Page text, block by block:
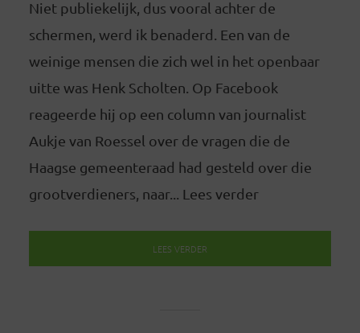
Niet publiekelijk, dus vooral achter de
schermen, werd ik benaderd. Een van de
weinige mensen die zich wel in het openbaar
uitte was Henk Scholten. Op Facebook
reageerde hij op een column van journalist
Aukje van Roessel over de vragen die de
Haagse gemeenteraad had gesteld over die
grootverdieners, naar... Lees verder
LEES VERDER